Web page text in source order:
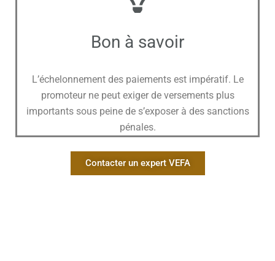
Bon à savoir
L’échelonnement des paiements est impératif. Le
promoteur ne peut exiger de versements plus
importants sous peine de s’exposer à des sanctions
pénales.
Contacter un expert VEFA